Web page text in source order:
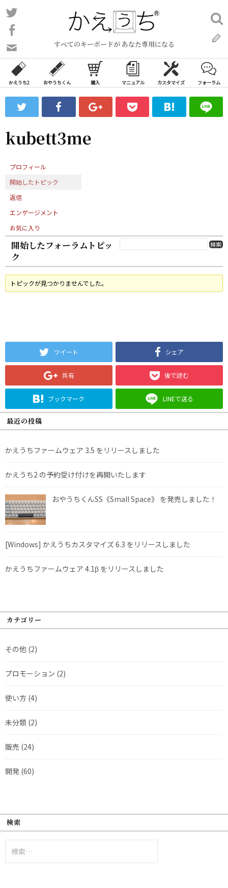
コ
ン
ン
ツ
ス
ッ
プ
すべてのキーボードが あなた専用になる
い
合
わ
フ
ォ
ム
検
索:
かえうち2 おやうちくん 購入 マニュアル カスタマイズ フォーラム
kubett3me
プロフィール
開始したトピック
返信
エンゲージメント
お気に入り
開始したフォーラムトピッ
ク
トピックが見つかりませんでした。
ツイート シェア
共有 後で読む
ブックマーク LINEで送る
最近の投稿
かえうちファームウェア 3.5 をリリースしました
かえうち2 の予約受け付けを再開いたします
おやうちくんSS《Small Space》 を発売しました！
[Windows] かえうちカスタマイズ 6.3 をリリースしました
かえうちファームウェア 4.1β をリリースしました
カテゴリー
その他 (2)
プロモーション (2)
使い方 (4)
未分類 (2)
販売 (24)
開発 (60)
検索
索: